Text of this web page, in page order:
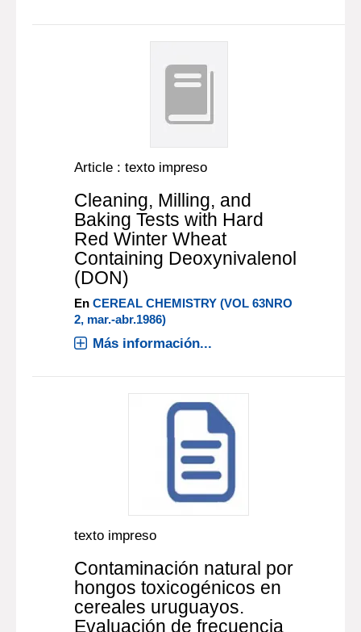
Article : texto impreso
Cleaning, Milling, and
Baking Tests with Hard
Red Winter Wheat
Containing Deoxynivalenol
(DON)
EnCEREAL CHEMISTRY (VOL 63NRO
2, mar.-abr.1986)
Más información...
texto impreso
Contaminación natural por
hongos toxicogénicos en
cereales uruguayos.
Evaluación de frecuencia